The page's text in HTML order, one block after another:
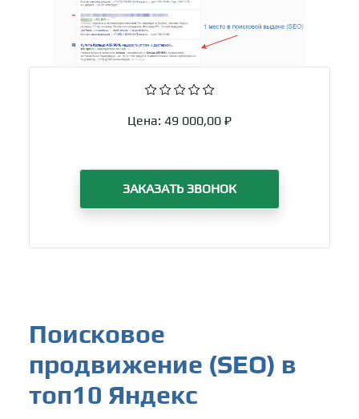
Цена: 49 000,00 ₽
ЗАКАЗАТЬ ЗВОНОК
Поисковое
продвижение (SEO) в
топ10 Яндекс